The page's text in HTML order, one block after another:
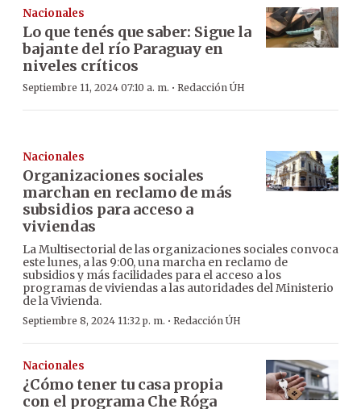
Nacionales
Lo que tenés que saber: Sigue la
bajante del río Paraguay en
niveles críticos
Septiembre 11, 2024 07:10 a. m. · Redacción ÚH
Nacionales
Organizaciones sociales
marchan en reclamo de más
subsidios para acceso a
viviendas
La Multisectorial de las organizaciones sociales convoca
este lunes, a las 9:00, una marcha en reclamo de
subsidios y más facilidades para el acceso a los
programas de viviendas a las autoridades del Ministerio
de la Vivienda.
Septiembre 8, 2024 11:32 p. m. · Redacción ÚH
Nacionales
¿Cómo tener tu casa propia
con el programa Che Róga